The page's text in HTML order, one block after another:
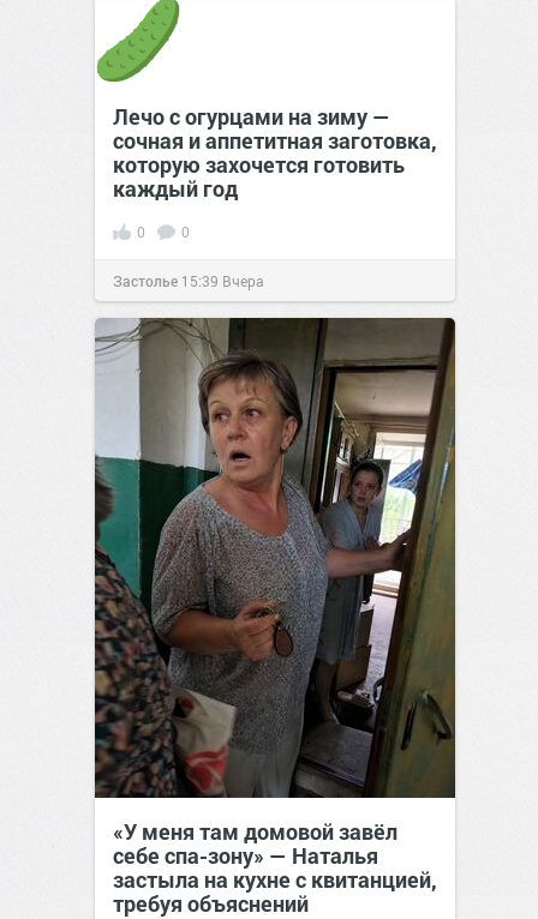
Лечо с огурцами на зиму —
сочная и аппетитная заготовка,
которую захочется готовить
каждый год
0 0
Застолье 15:39 Вчера
«У меня там домовой завёл
себе спа-зону» — Наталья
застыла на кухне с квитанцией,
требуя объяснений